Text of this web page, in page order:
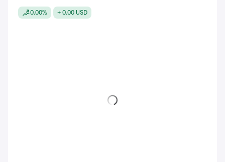
0.00% + 0.00 USD